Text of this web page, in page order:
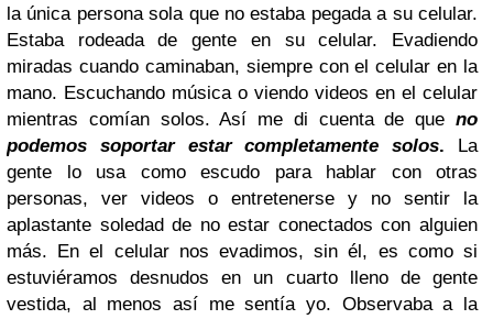
la única persona sola que no estaba pegada a su celular.
Estaba rodeada de gente en su celular. Evadiendo
miradas cuando caminaban, siempre con el celular en la
mano. Escuchando música o viendo videos en el celular
mientras comían solos. Así me di cuenta de que no
podemos soportar estar completamente solos. La
gente lo usa como escudo para hablar con otras
personas, ver videos o entretenerse y no sentir la
aplastante soledad de no estar conectados con alguien
más. En el celular nos evadimos, sin él, es como si
estuviéramos desnudos en un cuarto lleno de gente
vestida, al menos así me sentía yo. Observaba a la